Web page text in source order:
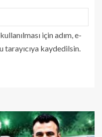
için adım, e-
kaydedilsin.